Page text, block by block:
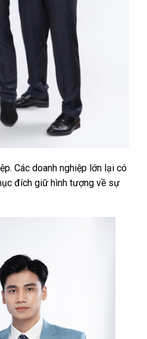
Các doanh nghiệp lớn lại có
đích giữ hình tượng về sự